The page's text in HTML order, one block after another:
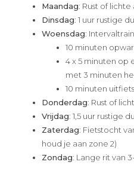
Maandag: Rust of
Dinsdag: 1 uur rustige
Woensdag:
10 minuten
4 x 5 minuten op
met 3 minuten
10 minuten
Donderdag: Rust of
Vrijdag: 1,5 uur rustige
Zaterdag: Fietstocht
houd je aan zone 2)
Zondag: Lange rit van